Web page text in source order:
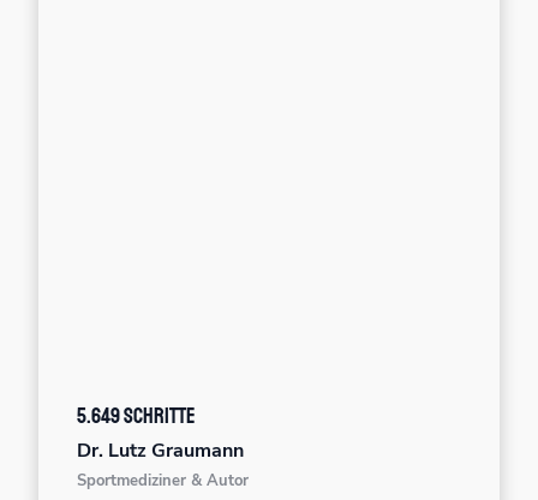
5.649 Schritte
Dr. Lutz Graumann
Sportmediziner & Autor